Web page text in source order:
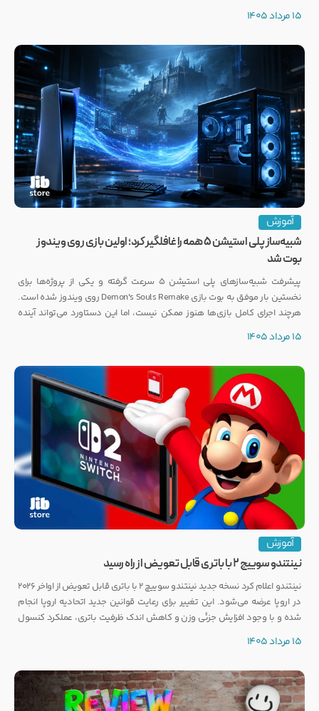
15 مرداد 1405
آموزش
شبیه‌ساز پلی استیشن ۵ همه را غافلگیر کرد؛ اولین بازی روی ویندوز
بوت شد
پیشرفت شبیه‌سازهای پلی استیشن ۵ سرعت گرفته و یکی از پروژه‌ها برای
نخستین بار موفق به بوت بازی Demon's Souls Remake روی ویندوز شده است.
هرچند اجرای کامل بازی‌ها هنوز ممکن نیست، اما این دستاورد می‌تواند آینده
15 مرداد 1405
آموزش
نینتندو سوییچ ۲ با باتری قابل تعویض از راه رسید
نینتندو اعلام کرد نسخه جدید نینتندو سوییچ ۲ با باتری قابل تعویض از اواخر ۲۰۲۶
در اروپا عرضه می‌شود. این تغییر برای رعایت قوانین جدید اتحادیه اروپا انجام
شده و با وجود افزایش جزئی وزن و کاهش اندک ظرفیت باتری، عملکرد کنسول
15 مرداد 1405